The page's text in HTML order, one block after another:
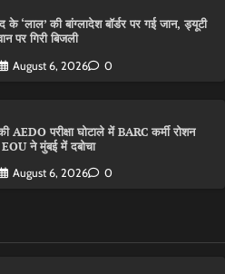
के ‘लाल’ की बांग्लादेश बॉर्डर पर गई जान, ड्यूटी
पर गिरी बिजली
August 6, 2026 0
AEDO परीक्षा घोटाले में BARC कर्मी रोशन
EOU ने मुंबई में दबोचा
August 6, 2026 0